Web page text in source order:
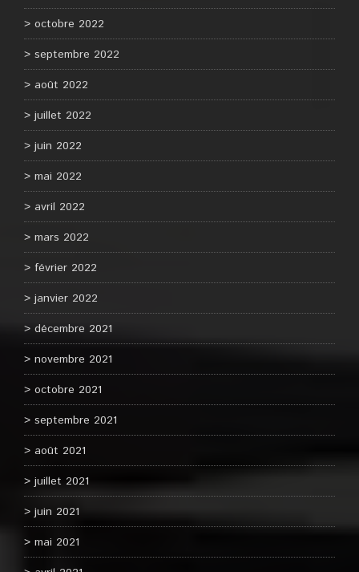
octobre 2022
septembre 2022
août 2022
juillet 2022
juin 2022
mai 2022
avril 2022
mars 2022
février 2022
janvier 2022
décembre 2021
novembre 2021
octobre 2021
septembre 2021
août 2021
juillet 2021
juin 2021
mai 2021